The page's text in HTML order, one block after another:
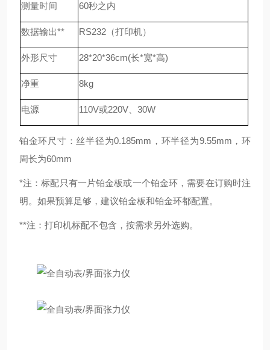
测量时间 60秒之内
数据输出** RS232（打印机）
外形尺寸 28*20*36cm(长*宽*高)
净重 8kg
电源 110V或220V、30W
铂金环尺寸：丝半径为0.185mm，环半径为9.55mm，环
周长为60mm
*注：标配只有一片铂金板或一个铂金环，需要在订购时注
明。如果预算足够，建议铂金板和铂金环都配置。
**注：打印机标配不包含，按需求另外选购。